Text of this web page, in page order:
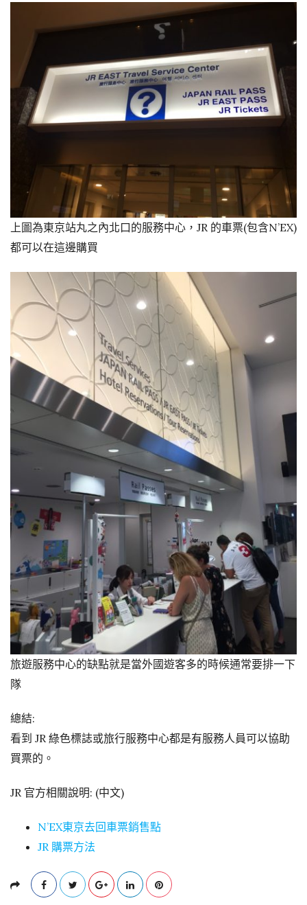
上圖為東京站丸之內北口的服務中心，JR 的車票(包含N’EX)
都可以在這邊購買
旅遊服務中心的缺點就是當外國遊客多的時候通常要排一下
隊
總結:
看到 JR 綠色標誌或旅行服務中心都是有服務人員可以協助
買票的。
JR 官方相關說明: (中文)
N’EX東京去回車票銷售點
JR 購票方法